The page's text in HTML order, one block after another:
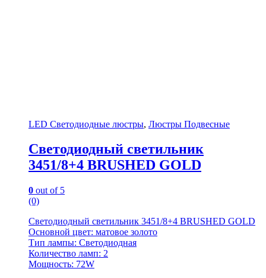
LED Светодиодные люстры, Люстры Подвесные
Светодиодный светильник
3451/8+4 BRUSHED GOLD
0 out of 5
(0)
Светодиодный светильник 3451/8+4 BRUSHED GOLD
Основной цвет: матовое золото
Тип лампы: Светодиодная
Количество ламп: 2
Мощность: 72W